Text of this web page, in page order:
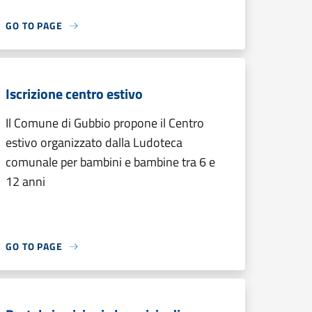
GO TO PAGE
Iscrizione centro estivo
Il Comune di Gubbio propone il Centro
estivo organizzato dalla Ludoteca
comunale per bambini e bambine tra 6 e
12 anni
GO TO PAGE